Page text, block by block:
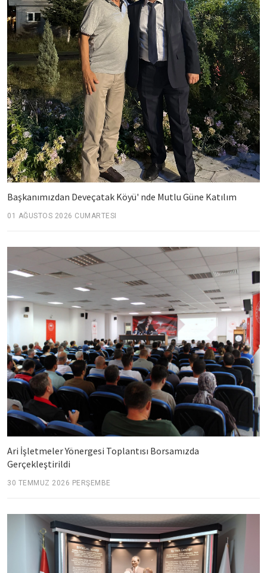
Başkanımızdan Deveçatak Köyü' nde Mutlu Güne Katılım
01 AĞUSTOS 2026 CUMARTESI
Ari İşletmeler Yönergesi Toplantısı Borsamızda
Gerçekleştirildi
30 TEMMUZ 2026 PERŞEMBE